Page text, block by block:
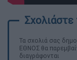
Τα σχολιά σας
ΕΘΝΟΣ θα
διαγράφονται